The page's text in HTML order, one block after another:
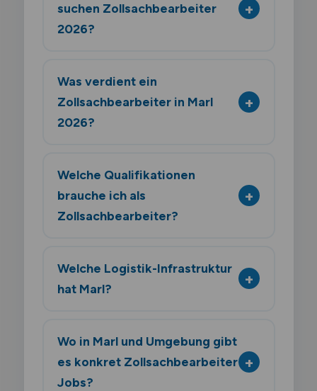
suchen Zollsachbearbeiter
2026?
Was verdient ein
Zollsachbearbeiter in Marl
2026?
Welche Qualifikationen
brauche ich als
Zollsachbearbeiter?
Welche Logistik-Infrastruktur
hat Marl?
Wo in Marl und Umgebung gibt
es konkret Zollsachbearbeiter
Jobs?